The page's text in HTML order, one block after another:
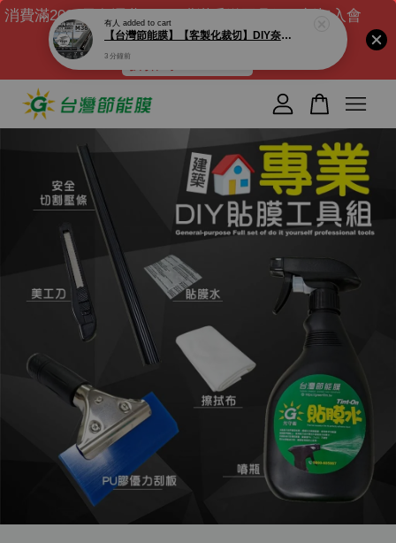
消費滿2000元免運費｜DIY膜滿千送工具組｜新加入會
員送$100元購物金 ( 滿千可現折)
折扣碼 : NEW100
您的購物車目前還是空的。
繼續購物